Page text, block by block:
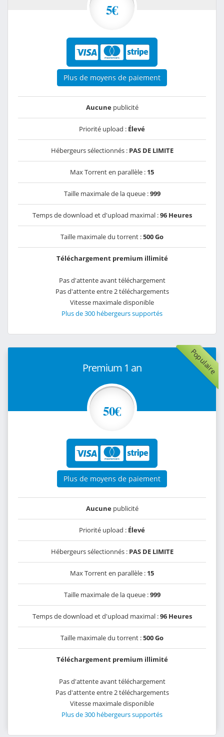
5€
Plus de moyens de paiement
Aucunepublicité
Priorité upload : Élevé
Hébergeurs sélectionnés : PAS DE LIMITE
Max Torrent en parallèle : 15
Taille maximale de la queue :999
Temps de download et d'upload maximal :96 Heures
Taille maximale du torrent :500 Go
Téléchargement premium illimité
Pas d'attente avant téléchargement
Pas d'attente entre 2 téléchargements
Vitesse maximale disponible
Plus de 300 hébergeurs supportés
Populaire
Premium 1 an
50€
Plus de moyens de paiement
Aucunepublicité
Priorité upload : Élevé
Hébergeurs sélectionnés : PAS DE LIMITE
Max Torrent en parallèle : 15
Taille maximale de la queue :999
Temps de download et d'upload maximal :96 Heures
Taille maximale du torrent :500 Go
Téléchargement premium illimité
Pas d'attente avant téléchargement
Pas d'attente entre 2 téléchargements
Vitesse maximale disponible
Plus de 300 hébergeurs supportés